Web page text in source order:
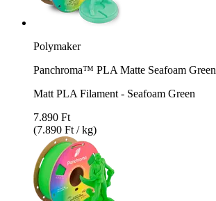
Polymaker
Panchroma™ PLA Matte Seafoam Green
Matt PLA Filament - Seafoam Green
7.890 Ft
(7.890 Ft / kg)